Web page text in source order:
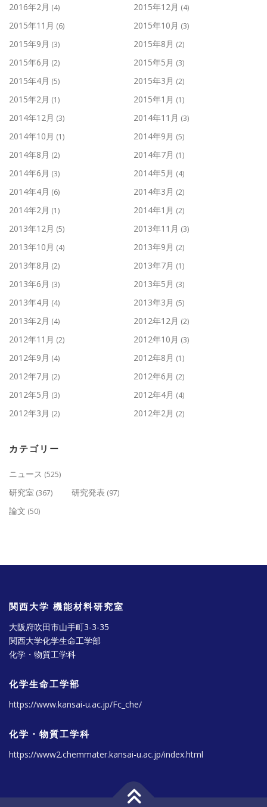
2016年2月 (4) 2015年12月 (4)
2015年11月 (6) 2015年10月 (3)
2015年9月 (3) 2015年8月 (2)
2015年6月 (2) 2015年5月 (3)
2015年4月 (5) 2015年3月 (2)
2015年2月 (1) 2015年1月 (1)
2014年12月 (3) 2014年11月 (3)
2014年10月 (1) 2014年9月 (5)
2014年8月 (2) 2014年7月 (1)
2014年6月 (3) 2014年5月 (4)
2014年4月 (6) 2014年3月 (2)
2014年2月 (1) 2014年1月 (2)
2013年12月 (5) 2013年11月 (3)
2013年10月 (4) 2013年9月 (2)
2013年8月 (2) 2013年7月 (1)
2013年6月 (3) 2013年5月 (3)
2013年4月 (4) 2013年3月 (5)
2013年2月 (4) 2012年12月 (2)
2012年11月 (2) 2012年10月 (3)
2012年9月 (4) 2012年8月 (1)
2012年7月 (2) 2012年6月 (2)
2012年5月 (3) 2012年4月 (4)
2012年3月 (2) 2012年2月 (2)
カテゴリー
ニュース (525)
研究室 (367) 研究発表 (97)
論文 (50)
関西大学 機能材料研究室
大阪府吹田市山手町3-3-35
関西大学化学生命工学部
化学・物質工学科
化学生命工学部
https://www.kansai-u.ac.jp/Fc_che/
化学・物質工学科
https://www2.chemmater.kansai-u.ac.jp/index.html